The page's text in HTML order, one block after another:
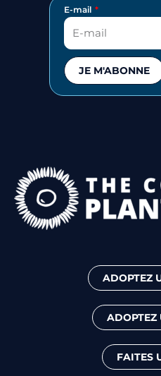
E-mail
JE M'ABONNE
ADOPTEZ
ADOPTEZ
FAITES